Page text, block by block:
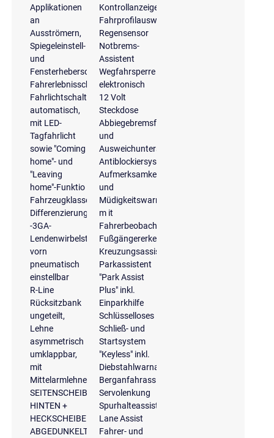
Applikationen
an
Ausströmern,
Spiegeleinstell-
und
Fensterheberschaltern
Fahrerlebnisschalter
Fahrlichtschaltung
automatisch,
mit LED-
Tagfahrlicht
sowie "Coming
home"- und
"Leaving
home"-Funktio
Fahrzeugklassen-
Differenzierung
-3GA-
Lendenwirbelstützen
vorn
pneumatisch
einstellbar
R-Line
Rücksitzbank
ungeteilt,
Lehne
asymmetrisch
umklappbar,
mit
Mittelarmlehne
SEITENSCHEIBEN
HINTEN +
HECKSCHEIBE
ABGEDUNKELT
Kontrollanzeige
Fahrprofilauswahl
Regensensor
Notbrems-
Assistent
Wegfahrsperre
elektronisch
12 Volt
Steckdose
Abbiegebremsfunktion
und
Ausweichunterstützung
Antiblockiersystem
Aufmerksamkeits-
und
Müdigkeitswarnung
m it
Fahrerbeobachtungskamera
Fußgängererkennung
Kreuzungsassistent
Parkassistent
"Park Assist
Plus" inkl.
Einparkhilfe
Schlüsselloses
Schließ- und
Startsystem
"Keyless" inkl.
Diebstahlwarnanlage
Berganfahrassistent
Servolenkung
Spurhalteassistent
Lane Assist
Fahrer- und